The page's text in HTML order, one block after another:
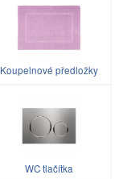
Koupelnové předložky
WC tlačítka